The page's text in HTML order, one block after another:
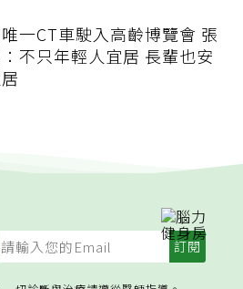
一CT車駛入高齡博覽會 張
不只年輕人宜居 長輩也安